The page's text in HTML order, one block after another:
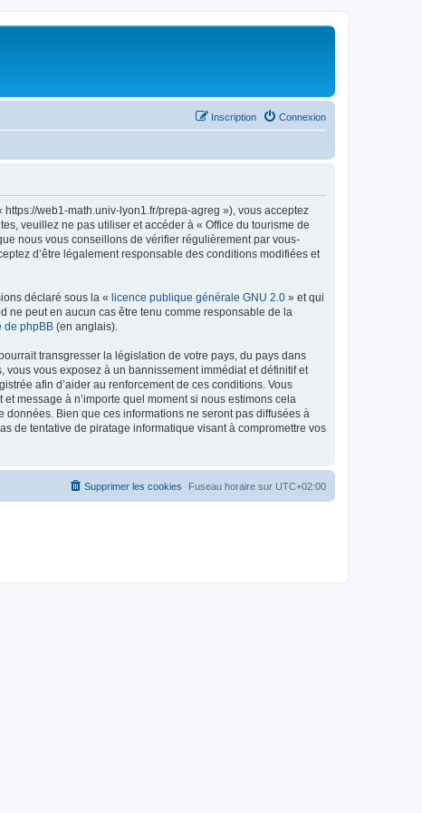
Connexion
Inscription
web1-math.univ-lyon1.fr/prepa-agreg »), vous acceptez
veuillez ne pas utiliser et accéder à « Office du tourisme de
nous vous conseillons de vérifier régulièrement par vous-
d’être légalement responsable des conditions modifiées et
déclaré sous la « licence publique générale GNU 2.0 » et qui
ne peut en aucun cas être tenu comme responsable de la
de phpBB (en anglais).
transgresser la législation de votre pays, du pays dans
vous exposez à un bannissement immédiat et définitif et
afin d’aider au renforcement de ces conditions. Vous
message à n’importe quel moment si nous estimons cela
Bien que ces informations ne seront pas diffusées à
de tentative de piratage informatique visant à compromettre vos
Fuseau horaire sur UTC+02:00
Supprimer les cookies